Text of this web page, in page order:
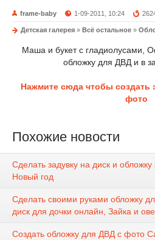
frame-baby 1-09-2011, 10:24
Детская галерея » Всё остальное »
Маша и букет с гладиолусами,
обложку для ДВД и в
Нажмите сюда чтобы создать
фото
Похожие новости
Сделать задувку на диск и
Новый год
Сделать своими руками обложку
диск для дочки онлайн, Зайка и
Создать обложку для ДВД с фото